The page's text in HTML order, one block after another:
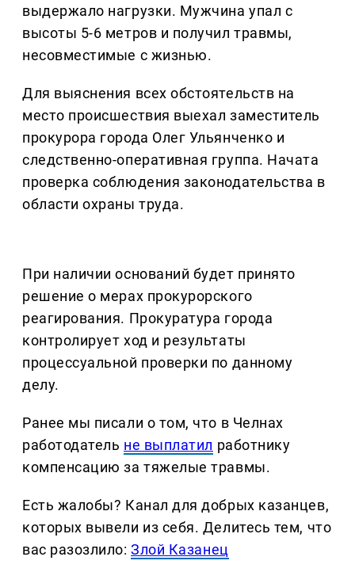
выдержало нагрузки. Мужчина упал с
высоты 5-6 метров и получил травмы,
несовместимые с жизнью.
Для выяснения всех обстоятельств на
место происшествия выехал заместитель
прокурора города Олег Ульянченко и
следственно-оперативная группа. Начата
проверка соблюдения законодательства в
области охраны труда.
При наличии оснований будет принято
решение о мерах прокурорского
реагирования. Прокуратура города
контролирует ход и результаты
процессуальной проверки по данному
делу.
Ранее мы писали о том, что в Челнах
работодатель не выплатил работнику
компенсацию за тяжелые травмы.
Есть жалобы? Канал для добрых казанцев,
которых вывели из себя. Делитеcь тем, что
вас разозлило:Злой Казанец